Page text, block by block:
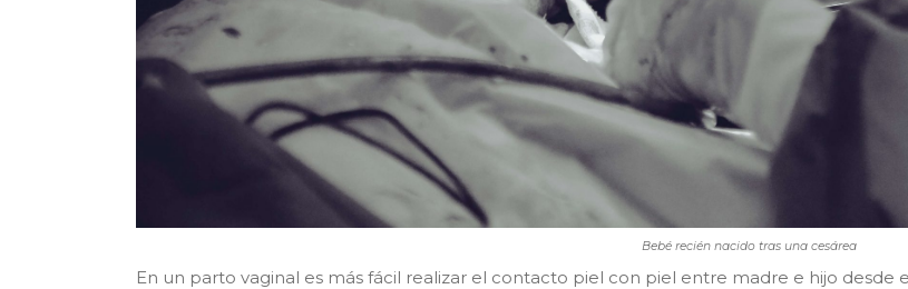
Bebé recién nacido tras una cesárea
En un parto vaginal es más fácil realizar el contacto piel con piel entre madre e hijo desde